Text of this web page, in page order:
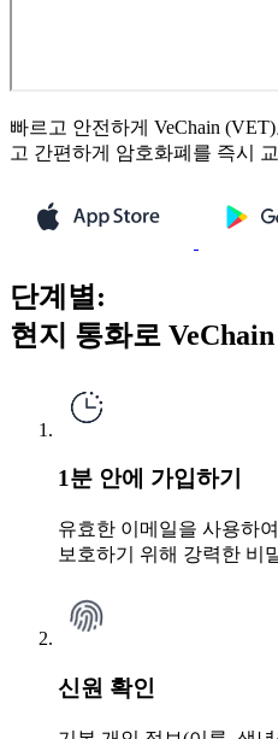
빠르고 안전하게 VeChain
고 간편하게 암호화폐를 즉시
단계별:
현지 통화로
1분 안에 가입하기
유효한 이메일을 사용하
보호하기 위해 강력한 비
신원 확인